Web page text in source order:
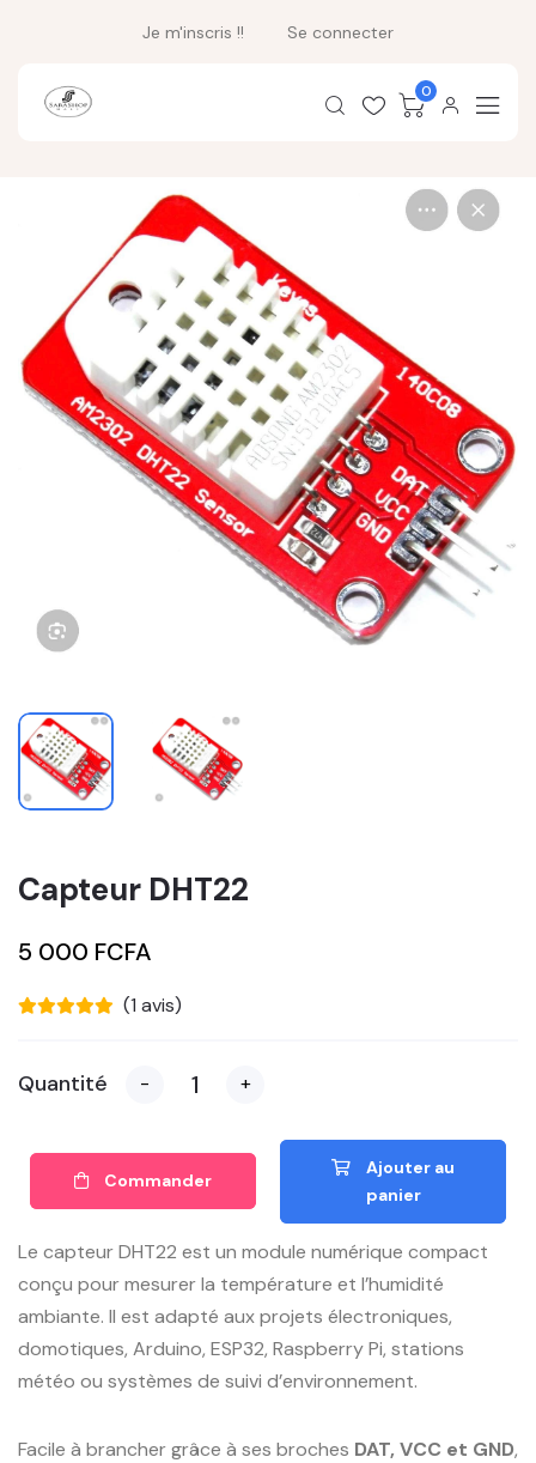
Je m'inscris !! Se connecter
0
Capteur DHT22
5 000 FCFA
(1 avis)
Quantité - +
Commander
Ajouter au
panier
Le capteur DHT22 est un module numérique compact
conçu pour mesurer la température et l’humidité
ambiante. Il est adapté aux projets électroniques,
domotiques, Arduino, ESP32, Raspberry Pi, stations
météo ou systèmes de suivi d’environnement.
Facile à brancher grâce à ses broches DAT, VCC et GND,